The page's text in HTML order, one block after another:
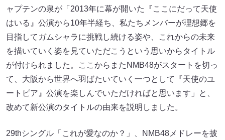
ャプテンの泉が「2013年に幕が開いた『ここにだって天使
はいる』公演から10年半経ち、私たちメンバーが理想郷を
目指してガムシャラに挑戦し続ける姿や、これからの未来
を描いていく姿を見ていただこうという思いからタイトル
が付けられました。ここからまたNMB48がスタートを切っ
て、大阪から世界へ羽ばたいていく一つとして『天使のユ
ートピア』公演を楽しんでいただければと思います」と、
改めて新公演のタイトルの由来を説明しました。
29thシングル「これが愛なのか？」、NMB48メドレーを披